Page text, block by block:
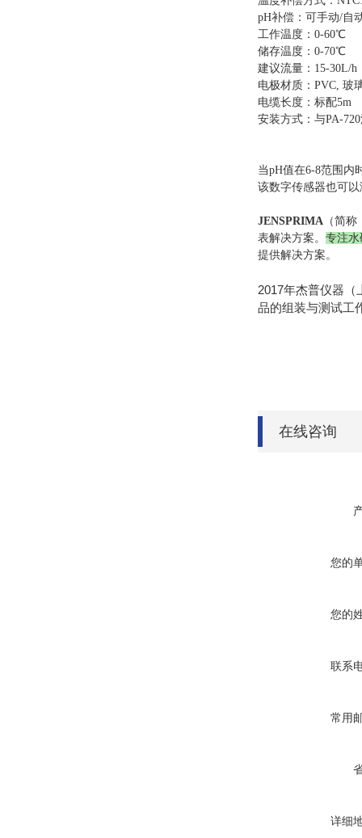
pH补偿：可手动/自
工作温度：0-60℃
储存温度：0-70℃
建议流量：15-30L/h
电极材质： PVC, 玻
电缆长度：标配5m
安装方式：与PA-720
当pH值在6-8范围内
该数字传感器也可
JENSPRIMA （简
表解决方案。 专注
提供解决方案。
2017年杰普仪器
品的组装与测试工
在线咨询
您的
您的
联系
常用
详细